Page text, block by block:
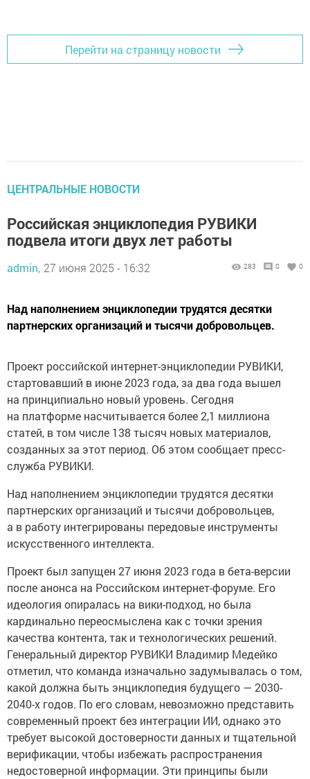
Перейти на страницу новости
ЦЕНТРАЛЬНЫЕ НОВОСТИ
Российская энциклопедия РУВИКИ
подвела итоги двух лет работы
admin, 27 июня 2025 - 16:32 283 0 0
Над наполнением энциклопедии трудятся десятки
партнерских организаций и тысячи добровольцев.
Проект российской интернет-энциклопедии РУВИКИ,
стартовавший в июне 2023 года, за два года вышел
на принципиально новый уровень. Сегодня
на платформе насчитывается более 2,1 миллиона
статей, в том числе 138 тысяч новых материалов,
созданных за этот период. Об этом сообщает пресс-
служба РУВИКИ.
Над наполнением энциклопедии трудятся десятки
партнерских организаций и тысячи добровольцев,
а в работу интегрированы передовые инструменты
искусственного интеллекта.
Проект был запущен 27 июня 2023 года в бета-версии
после анонса на Российском интернет-форуме. Его
идеология опиралась на вики-подход, но была
кардинально переосмыслена как с точки зрения
качества контента, так и технологических решений.
Генеральный директор РУВИКИ Владимир Медейко
отметил, что команда изначально задумывалась о том,
какой должна быть энциклопедия будущего — 2030-
2040-х годов. По его словам, невозможно представить
современный проект без интеграции ИИ, однако это
требует высокой достоверности данных и тщательной
верификации, чтобы избежать распространения
недостоверной информации. Эти принципы были